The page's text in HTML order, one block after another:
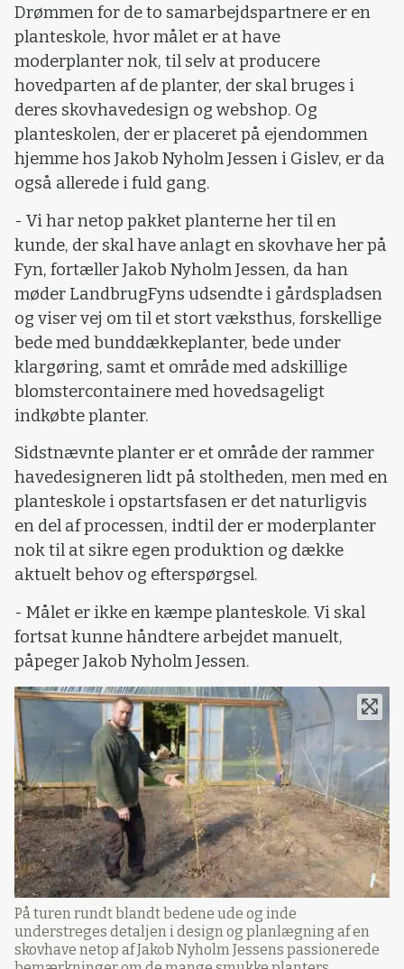
Drømmen for de to samarbejdspartnere er en
planteskole, hvor målet er at have
moderplanter nok, til selv at producere
hovedparten af de planter, der skal bruges i
deres skovhavedesign og webshop. Og
planteskolen, der er placeret på ejendommen
hjemme hos Jakob Nyholm Jessen i Gislev, er da
også allerede i fuld gang.
- Vi har netop pakket planterne her til en
kunde, der skal have anlagt en skovhave her på
Fyn, fortæller Jakob Nyholm Jessen, da han
møder LandbrugFyns udsendte i gårdspladsen
og viser vej om til et stort væksthus, forskellige
bede med bunddækkeplanter, bede under
klargøring, samt et område med adskillige
blomstercontainere med hovedsageligt
indkøbte planter.
Sidstnævnte planter er et område der rammer
havedesigneren lidt på stoltheden, men med en
planteskole i opstartsfasen er det naturligvis
en del af processen, indtil der er moderplanter
nok til at sikre egen produktion og dække
aktuelt behov og efterspørgsel.
- Målet er ikke en kæmpe planteskole. Vi skal
fortsat kunne håndtere arbejdet manuelt,
påpeger Jakob Nyholm Jessen.
På turen rundt blandt bedene ude og inde
understreges detaljen i design og planlægning af en
skovhave netop af Jakob Nyholm Jessens passionerede